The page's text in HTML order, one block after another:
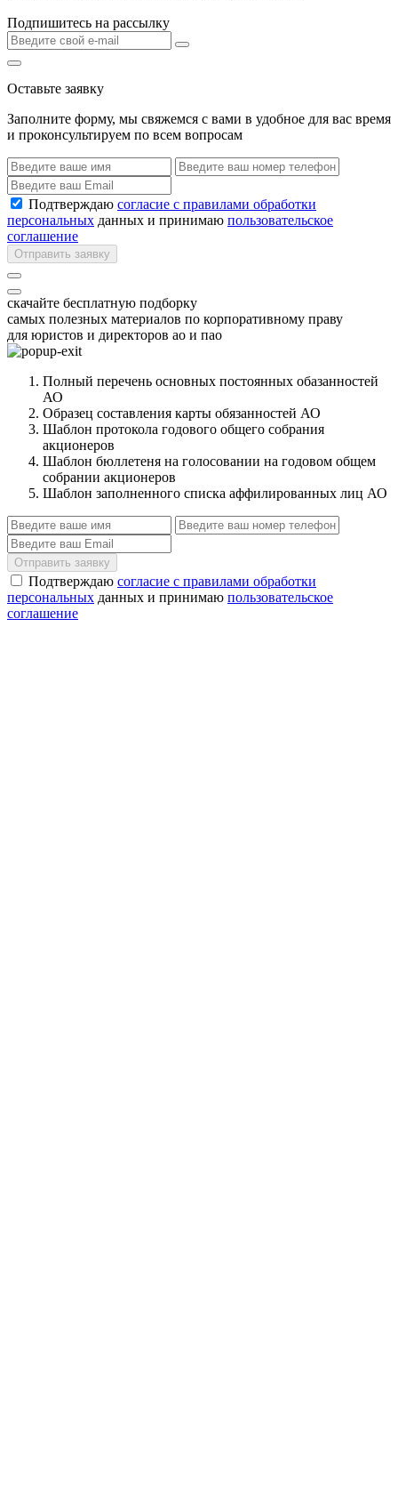
Подпишитесь на рассылку
Оставьте заявку
Заполните форму, мы свяжемся с вами в удобное для вас время
и проконсультируем по всем вопросам
Подтверждаю согласие с правилами обработки
персональных данных и принимаю пользовательское
соглашение
Отправить заявку
скачайте бесплатную подборку
самых полезных материалов по корпоративному праву
для юристов и директоров ао и пао
Полный перечень основных постоянных обазанностей
АО
Образец составления карты обязанностей АО
Шаблон протокола годового общего собрания
акционеров
Шаблон бюллетеня на голосовании на годовом общем
собрании акционеров
Шаблон заполненного списка аффилированных лиц АО
Отправить заявку
Подтверждаю согласие с правилами обработки
персональных данных и принимаю пользовательское
соглашение